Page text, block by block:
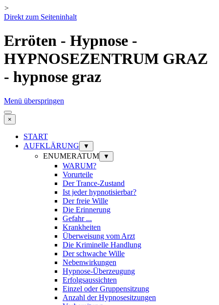
>
Direkt zum Seiteninhalt
Erröten - Hypnose -
HYPNOSEZENTRUM GRAZ
- hypnose graz
Menü überspringen
×
START
AUFKLÄRUNG
▼
ENUMERATUM ▼
WARUM?
Vorurteile
Der Trance-Zustand
Ist jeder hypnotisierbar?
Der freie Wille
Die Erinnerung
Gefahr ...
Krankheiten
Überweisung vom Arzt
Die Kriminelle Handlung
Der schwache Wille
Nebenwirkungen
Hypnose-Überzeugung
Erfolgsaussichten
Einzel oder Gruppensitzung
Anzahl der Hypnosesitzungen